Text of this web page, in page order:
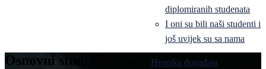
diplomiranih studenata
I oni su bili naši studenti i
još uvijek su sa nama
Hronika događaja
Osnovni studij